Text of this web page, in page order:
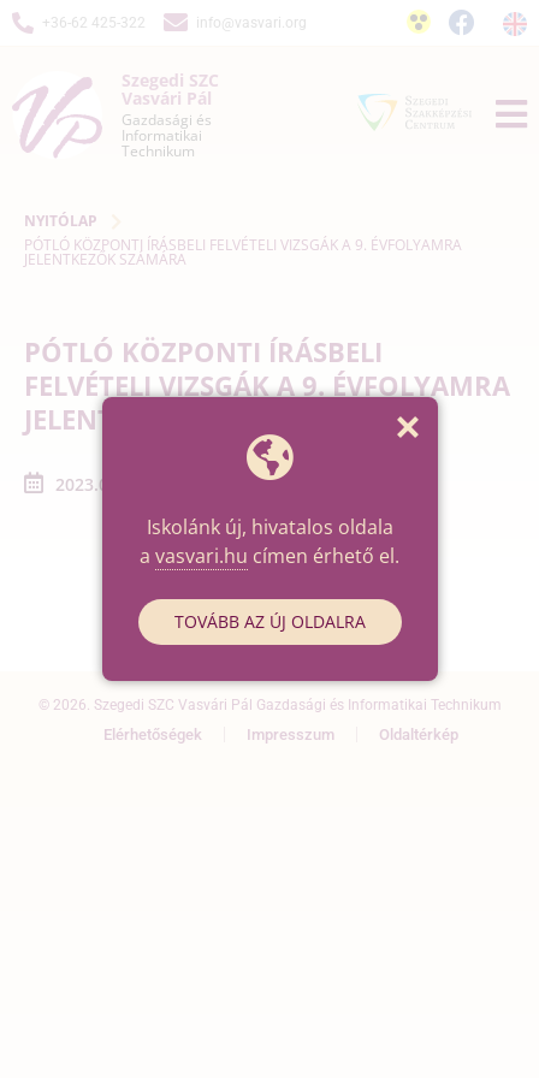
+36-62 425-322 info@vasvari.org
Szegedi SZC
Vasvári Pál
Gazdasági és
Informatikai
Technikum
NYITÓLAP
PÓTLÓ KÖZPONTI ÍRÁSBELI FELVÉTELI VIZSGÁK A 9. ÉVFOLYAMRA
JELENTKEZŐK SZÁMÁRA
PÓTLÓ KÖZPONTI ÍRÁSBELI
FELVÉTELI VIZSGÁK A 9. ÉVFOLYAMRA
JELENTKEZŐK SZÁMÁRA
2023.01.31. - 2023.01.31.
© 2026. Szegedi SZC Vasvári Pál Gazdasági és Informatikai Technikum
Elérhetőségek Impresszum Oldaltérkép
Iskolánk új, hivatalos oldala
a vasvari.hu címen érhető el.
TOVÁBB AZ ÚJ OLDALRA